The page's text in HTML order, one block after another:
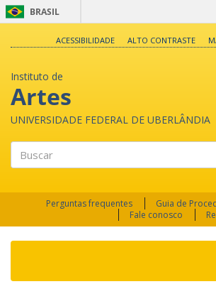
BRASIL
ACESSIBILIDADE ALTO CONTRASTE
Instituto de
Artes
UNIVERSIDADE FEDERAL DE UBERLÂNDIA
Perguntas frequentes Guia de
Fale conosco